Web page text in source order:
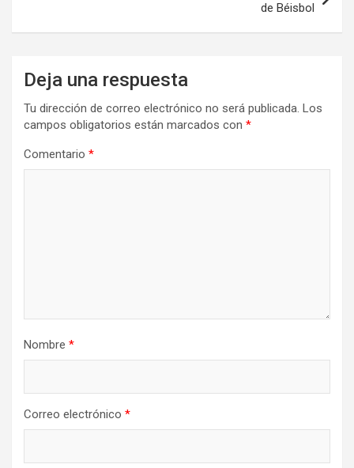
de Béisbol
Deja una respuesta
Tu dirección de correo electrónico no será publicada. Los
campos obligatorios están marcados con *
Comentario *
Nombre *
Correo electrónico *